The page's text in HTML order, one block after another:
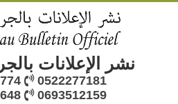
نشر الإعلانات
0522277181
0693512159